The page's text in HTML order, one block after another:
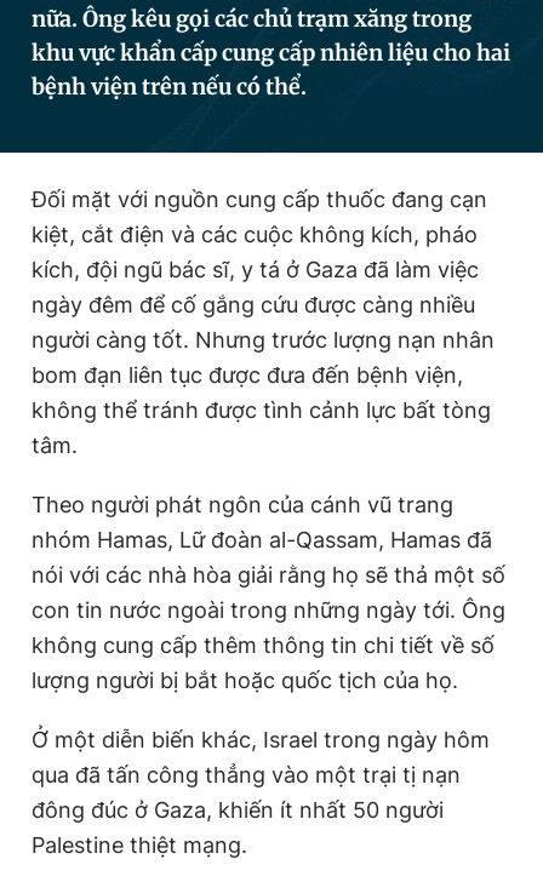
Hotline
0906 645 777
Liên hệ quảng cáo
0908 780 404
Đặt báo Quảng cáo RSS Tòa soạn Chính sách bảo
Tổng biên tập: Nguyễn Ngọc Toàn
Phó tổng biên tập thường trực: Hải Thành
Phó tổng biên tập: Lâm Hiếu Dũng
Phó tổng biên tập: Trần Việt Hưng
Tổng thư ký tòa soạn: Đức Trung
Giấy phép xuất bản số 110/GP - BTTTT cấp ngày 24.3.2020
chép dưới mọi hình thức nếu không có sự chấp thuận bằng văn
bản. Phát triển bởi ePi Technologies, JSC.
nữa. Ông kêu gọi các chủ trạm xăng trong
khu vực khẩn cấp cung cấp nhiên liệu cho hai
bệnh viện trên nếu có thể.
Đối mặt với nguồn cung cấp thuốc đang cạn
kiệt, cắt điện và các cuộc không kích, pháo
kích, đội ngũ bác sĩ, y tá ở Gaza đã làm việc
ngày đêm để cố gắng cứu được càng nhiều
người càng tốt. Nhưng trước lượng nạn nhân
bom đạn liên tục được đưa đến bệnh viện,
không thể tránh được tình cảnh lực bất tòng
tâm.
Theo người phát ngôn của cánh vũ trang
nhóm Hamas, Lữ đoàn al-Qassam, Hamas đã
nói với các nhà hòa giải rằng họ sẽ thả một số
con tin nước ngoài trong những ngày tới. Ông
không cung cấp thêm thông tin chi tiết về số
lượng người bị bắt hoặc quốc tịch của họ.
Ở một diễn biến khác, Israel trong ngày hôm
qua đã tấn công thẳng vào một trại tị nạn
đông đúc ở Gaza, khiến ít nhất 50 người
Palestine thiệt mạng.